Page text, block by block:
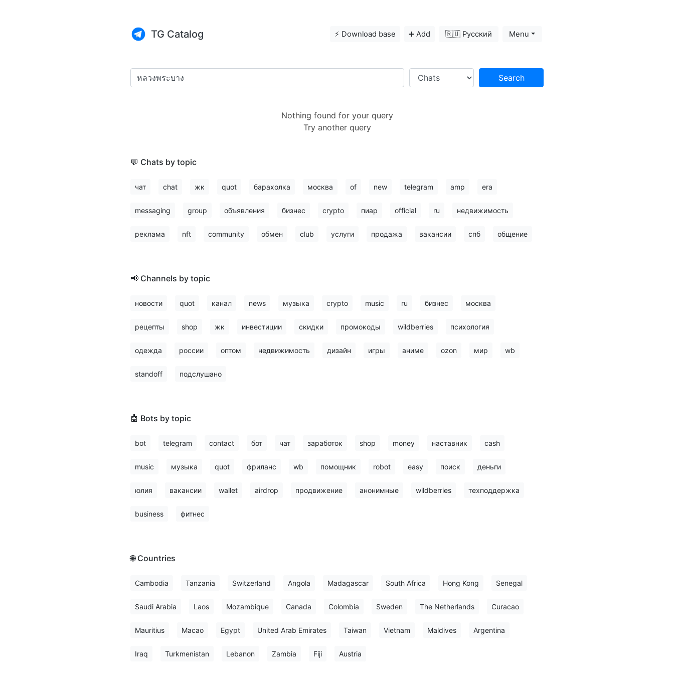
TG Catalog ⚡️ Download base ➕ Add 🇷🇺 Русский Menu
Search
Nothing found for your query
Try another query
💬 Chats by topic
чат chat жк quot барахолка москва of new telegram amp era
messaging group объявления бизнес crypto пиар official ru недвижимость
реклама nft community обмен club услуги продажа вакансии спб общение
📢 Channels by topic
новости quot канал news музыка crypto music ru бизнес москва
рецепты shop жк инвестиции скидки промокоды wildberries психология
одежда россии оптом недвижимость дизайн игры аниме ozon мир wb
standoff подслушано
🤖 Bots by topic
bot telegram contact бот чат заработок shop money наставник cash
music музыка quot фриланс wb помощник robot easy поиск деньги
юлия вакансии wallet airdrop продвижение анонимные wildberries техподдержка
business фитнес
🌐 Countries
Cambodia Tanzania Switzerland Angola Madagascar South Africa Hong Kong Senegal
Saudi Arabia Laos Mozambique Canada Colombia Sweden The Netherlands Curacao
Mauritius Macao Egypt United Arab Emirates Taiwan Vietnam Maldives Argentina
Iraq Turkmenistan Lebanon Zambia Fiji Austria